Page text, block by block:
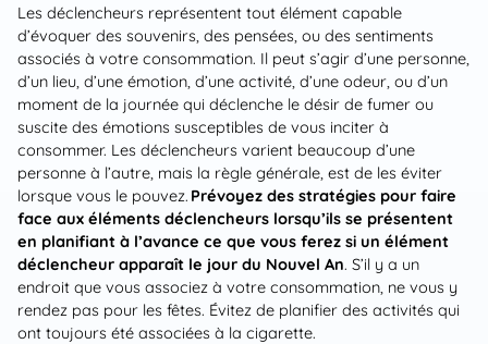
Les déclencheurs représentent tout élément capable
d’évoquer des souvenirs, des pensées, ou des sentiments
associés à votre consommation. Il peut s’agir d’une personne,
d’un lieu, d’une émotion, d’une activité, d’une odeur, ou d’un
moment de la journée qui déclenche le désir de fumer ou
suscite des émotions susceptibles de vous inciter à
consommer. Les déclencheurs varient beaucoup d’une
personne à l’autre, mais la règle générale, est de les éviter
lorsque vous le pouvez. Prévoyez des stratégies pour faire
face aux éléments déclencheurs lorsqu’ils se présentent
en planifiant à l’avance ce que vous ferez si un élément
déclencheur apparaît le jour du Nouvel An. S’il y a un
endroit que vous associez à votre consommation, ne vous y
rendez pas pour les fêtes. Évitez de planifier des activités qui
ont toujours été associées à la cigarette.